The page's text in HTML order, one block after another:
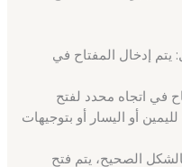
يتم إدخال المفتاح في
في اتجاه محدد لفتح
أو اليسار أو بتوجيهات
الصحيح، يتم فتح